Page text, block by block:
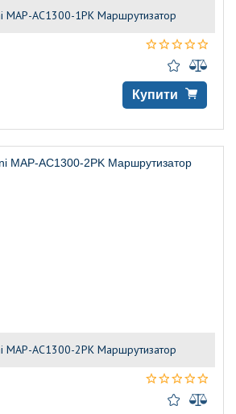
MAP-AC1300-1PK Маршрутизатор
Купити
MAP-AC1300-2PK Маршрутизатор